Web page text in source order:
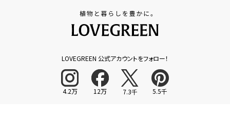
LOVEGREEN 公式アカウントをフォロー！
4.2万 12万 7.3千 5.5千